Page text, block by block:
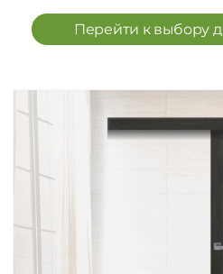
Перейти к выбору